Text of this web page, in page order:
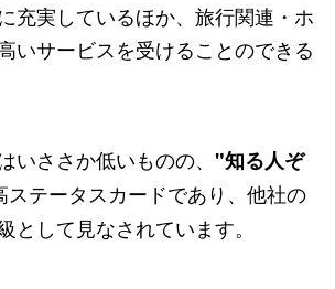
充実しているほか、旅行関連・ホ
いサービスを受けることのできる
いささか低いものの、 "知る人ぞ
ステータスカードであり、他社の
として見なされています。